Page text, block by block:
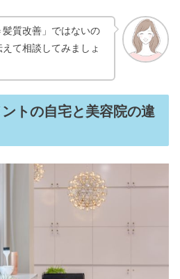
髪質改善」ではないの
て相談してみましょ
トの自宅と美容院の違